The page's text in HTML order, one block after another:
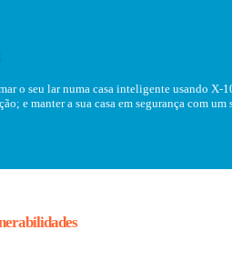
o seu lar numa casa inteligente usando
e manter a sua casa em segurança com